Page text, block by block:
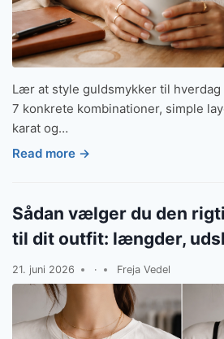
Lær at style guldsmykker til hverdag
7 konkrete kombinationer, simple
karat og…
Read more →
Sådan vælger du den
til dit outfit: længder,
21. juni 2026 · Freja Vedel